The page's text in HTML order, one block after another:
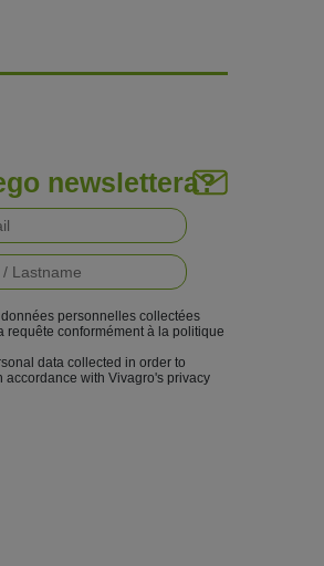
newslettera?
personnelles collectées
requête conformément à la politique
data collected in order to
accordance with Vivagro's privacy